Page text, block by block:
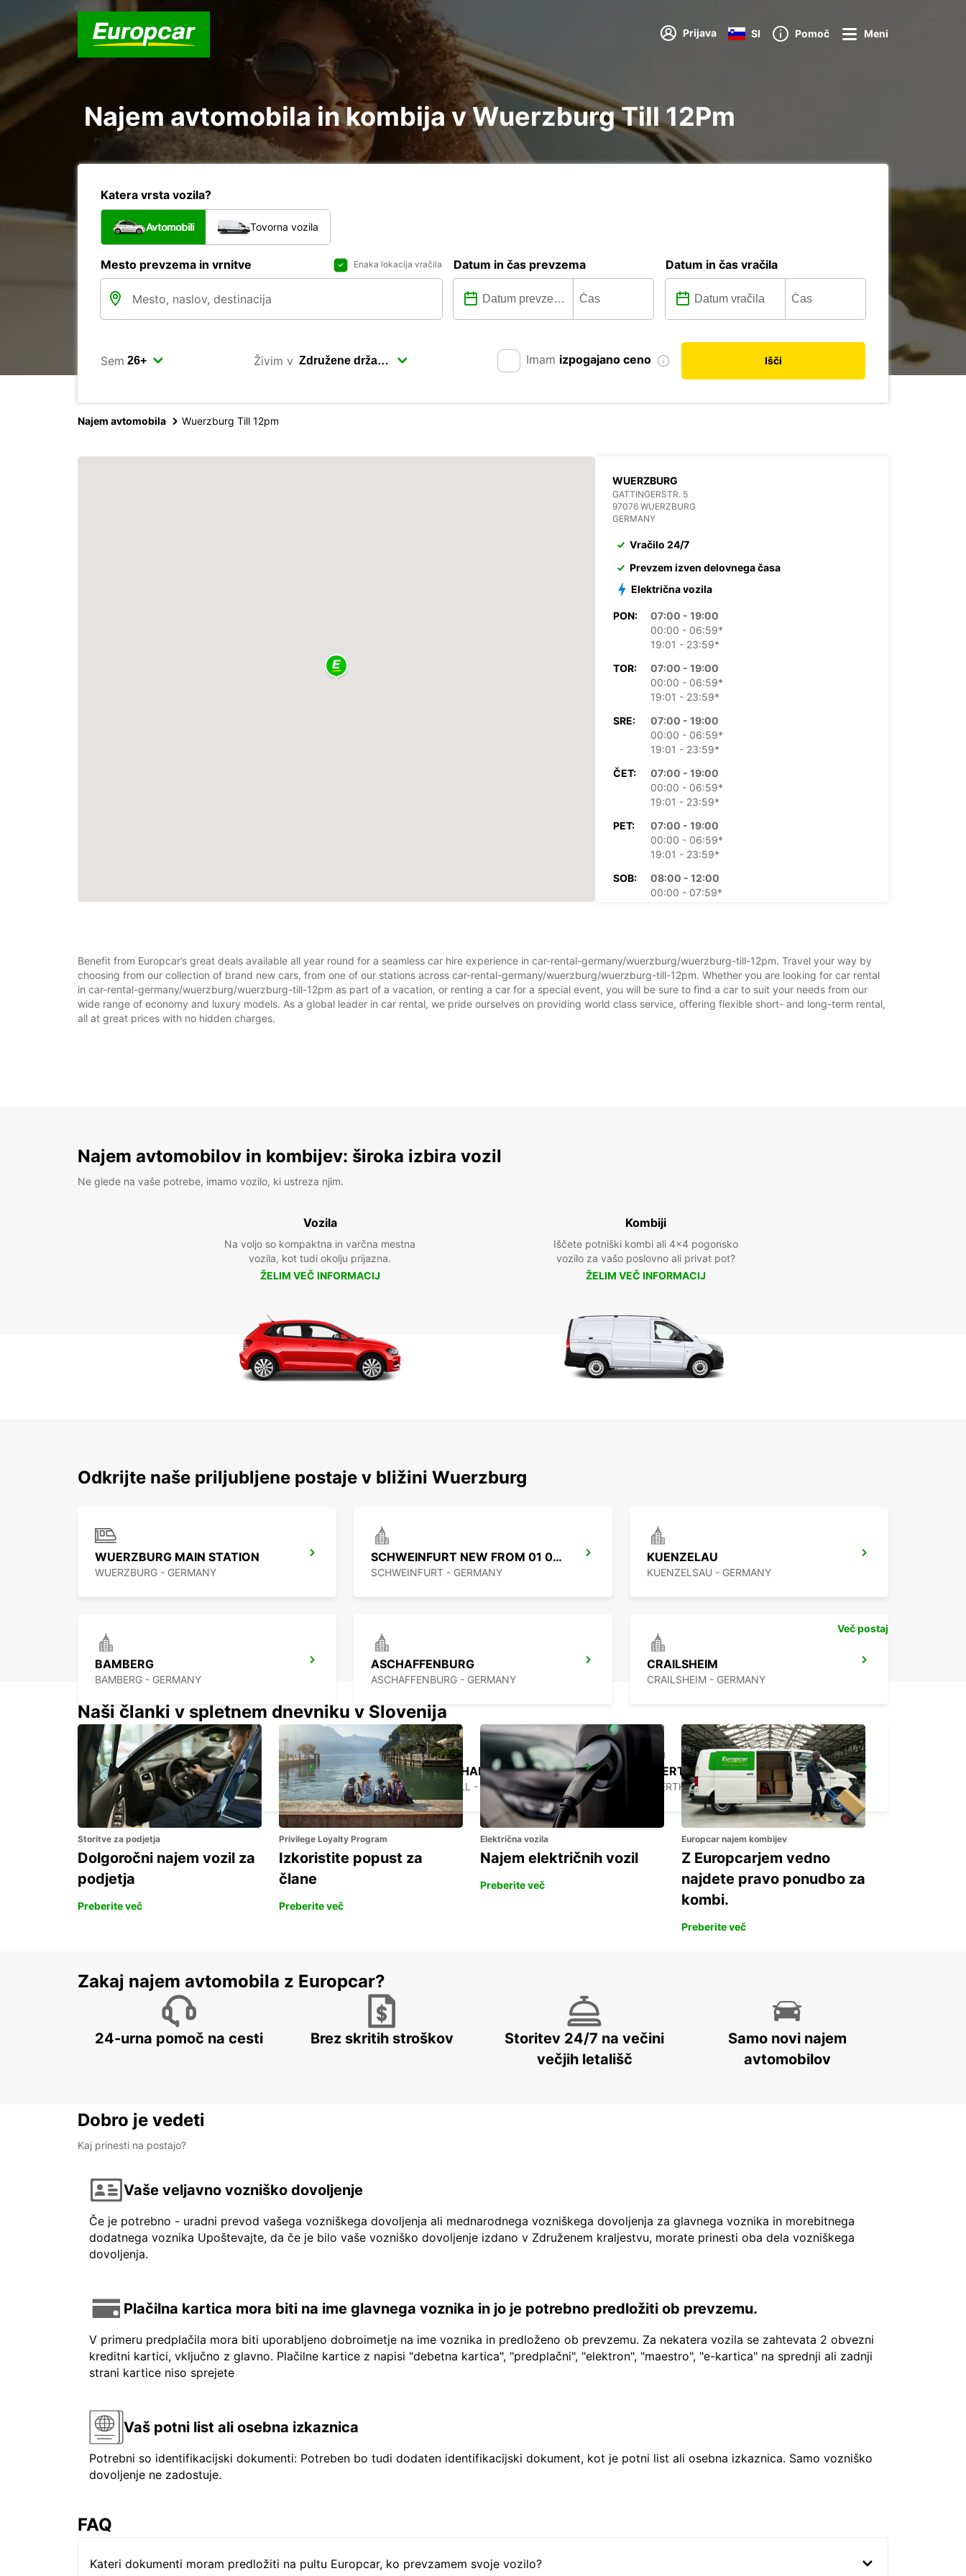
Prijava SI Pomoč Meni
Najem avtomobila in kombija v Wuerzburg Till 12Pm
Katera vrsta vozila?
Avtomobili Tovorna vozila
Mesto prevzema in vrnitve Enaka lokacija vračila Datum in čas prevzema Datum in čas vračila
Sem Živim v Imam izpogajano ceno Išči
Najem avtomobila Wuerzburg Till 12pm
WUERZBURG
GATTINGERSTR. 5
97076 WUERZBURG
GERMANY
Vračilo 24/7
Prevzem izven delovnega časa
Električna vozila
PON:
07:00 - 19:00
00:00 - 06:59*
19:01 - 23:59*
TOR:
07:00 - 19:00
00:00 - 06:59*
19:01 - 23:59*
SRE:
07:00 - 19:00
00:00 - 06:59*
19:01 - 23:59*
ČET:
07:00 - 19:00
00:00 - 06:59*
19:01 - 23:59*
PET:
07:00 - 19:00
00:00 - 06:59*
19:01 - 23:59*
SOB:
08:00 - 12:00
00:00 - 07:59*
00:00 - 08:59*
09:00 - 18:00*
18:01 - 23:59*
*Z doplačilom
Benefit from Europcar’s great deals available all year round for a seamless car hire experience in car-rental-germany/wuerzburg/wuerzburg-till-12pm. Travel your way by
choosing from our collection of brand new cars, from one of our stations across car-rental-germany/wuerzburg/wuerzburg-till-12pm. Whether you are looking for car rental
in car-rental-germany/wuerzburg/wuerzburg-till-12pm as part of a vacation, or renting a car for a special event, you will be sure to find a car to suit your needs from our
wide range of economy and luxury models. As a global leader in car rental, we pride ourselves on providing world class service, offering flexible short- and long-term rental,
all at great prices with no hidden charges.
Najem avtomobilov in kombijev: široka izbira vozil
Ne glede na vaše potrebe, imamo vozilo, ki ustreza njim.
Vozila
Na voljo so kompaktna in varčna mestna
vozila, kot tudi okolju prijazna.
ŽELIM VEČ INFORMACIJ
Kombiji
Iščete potniški kombi ali 4x4 pogonsko
vozilo za vašo poslovno ali privat pot?
ŽELIM VEČ INFORMACIJ
Odkrijte naše priljubljene postaje v bližini Wuerzburg
WUERZBURG MAIN STATION
WUERZBURG - GERMANY
SCHWEINFURT NEW FROM 01 07 26
SCHWEINFURT - GERMANY
KUENZELAU
KUENZELSAU - GERMANY
BAMBERG
BAMBERG - GERMANY
ASCHAFFENBURG
ASCHAFFENBURG - GERMANY
CRAILSHEIM
CRAILSHEIM - GERMANY
ERLANGEN
ERLANGEN - GERMANY
SCHWAEBISCH HALL
SCHWAEBISCH HALL - GERMANY
FUERTH
FUERTH - GERMANY
Več postaj
Naši članki v spletnem dnevniku v Slovenija
Storitve za podjetja
Dolgoročni najem vozil za
podjetja
Preberite več
Privilege Loyalty Program
Izkoristite popust za
člane
Preberite več
Električna vozila
Najem električnih vozil
Preberite več
Europcar najem kombijev
Z Europcarjem vedno
najdete pravo ponudbo za
kombi.
Preberite več
Zakaj najem avtomobila z Europcar?
24-urna pomoč na cesti Brez skritih stroškov
Storitev 24/7 na večini
večjih letališč
Samo novi najem
avtomobilov
Dobro je vedeti
Kaj prinesti na postajo?
Vaše veljavno vozniško dovoljenje
Če je potrebno - uradni prevod vašega vozniškega dovoljenja ali mednarodnega vozniškega dovoljenja za glavnega voznika in morebitnega
dodatnega voznika Upoštevajte, da če je bilo vaše vozniško dovoljenje izdano v Združenem kraljestvu, morate prinesti oba dela vozniškega
dovoljenja.
Plačilna kartica mora biti na ime glavnega voznika in jo je potrebno predložiti ob prevzemu.
V primeru predplačila mora biti uporabljeno dobroimetje na ime voznika in predloženo ob prevzemu. Za nekatera vozila se zahtevata 2 obvezni
kreditni kartici, vključno z glavno. Plačilne kartice z napisi "debetna kartica", "predplačni", "elektron", "maestro", "e-kartica" na sprednji ali zadnji
strani kartice niso sprejete
Vaš potni list ali osebna izkaznica
Potrebni so identifikacijski dokumenti: Potreben bo tudi dodaten identifikacijski dokument, kot je potni list ali osebna izkaznica. Samo vozniško
dovoljenje ne zadostuje.
FAQ
Kateri dokumenti moram predložiti na pultu Europcar, ko prevzamem svoje vozilo?